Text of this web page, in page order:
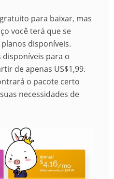
para baixar, mas
você terá que se
disponíveis.
disponíveis para o
de apenas US$1,99.
o pacote certo
necessidades de